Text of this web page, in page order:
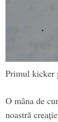
Primul kicker
O mâna de
noastră